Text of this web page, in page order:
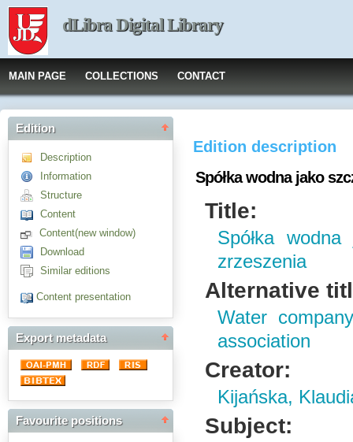
dLibra Digital Library
MAIN PAGE COLLECTIONS CONTACT
Edition
Description
Information
Structure
Content
Content(new window)
Download
Similar editions
Content presentation
Export metadata
Favourite positions
Edition description
Spółka wodna jako
Title:
Spółka
zrzeszenia
Alternative
Water
association
Creator:
Kijańska,
Subject: